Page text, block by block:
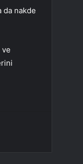
da nakde